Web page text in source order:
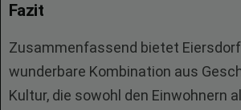
Fazit
Zusammenfassend bietet
wunderbare Kombination aus
Kultur, die sowohl den Einwohnern